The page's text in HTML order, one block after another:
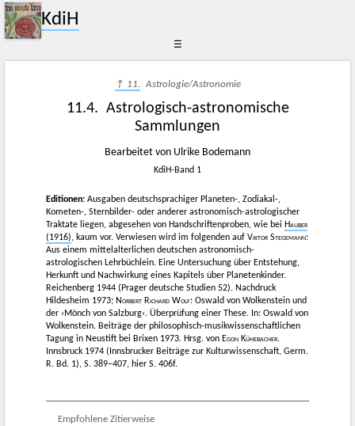
KdiH
☰
↑ 11. Astrologie/Astronomie
11.4. Astrologisch-astronomische
Sammlungen
Bearbeitet von Ulrike Bodemann
KdiH-Band 1
Editionen: Ausgaben deutschsprachiger Planeten-, Zodiakal-,
Kometen-, Sternbilder- oder anderer astronomisch-astrologischer
Traktate liegen, abgesehen von Handschriftenproben, wie bei Hauber
(1916), kaum vor. Verwiesen wird im folgenden auf Viktor Stegemann:
Aus einem mittelalterlichen deutschen astronomisch-
astrologischen Lehrbüchlein. Eine Untersuchung über Entstehung,
Herkunft und Nachwirkung eines Kapitels über Planetenkinder.
Reichenberg 1944 (Prager deutsche Studien 52). Nachdruck
Hildesheim 1973; Norbert Richard Wolf: Oswald von Wolkenstein und
der ›Mönch von Salzburg‹. Überprüfung einer These. In: Oswald von
Wolkenstein. Beiträge der philosophisch-musikwissenschaftlichen
Tagung in Neustift bei Brixen 1973. Hrsg. von Egon Kühebacher.
Innsbruck 1974 (Innsbrucker Beiträge zur Kulturwissenschaft, Germ.
R. Bd. 1), S. 389–407, hier S. 406f.
Empfohlene Zitierweise